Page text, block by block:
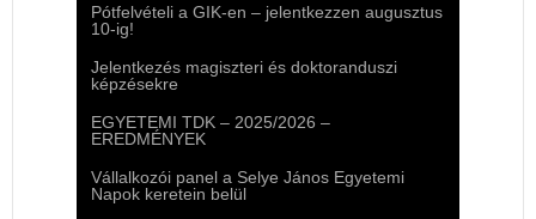
Pótfelvételi a GIK-en – jelentkezzen augusztus
10-ig!
Jelentkezés magiszteri és doktoranduszi
képzésekre
EGYETEMI TDK – 2025/2026 –
EREDMÉNYEK
Vállalkozói panel a Selye János Egyetemi
Napok keretein belül